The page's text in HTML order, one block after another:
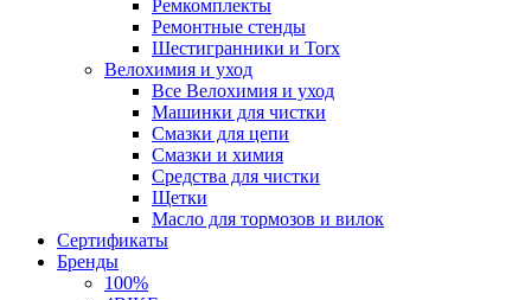
Ремкомплекты
Ремонтные стенды
Шестигранники и Torx
Велохимия и уход
Все Велохимия и уход
Машинки для чистки
Смазки для цепи
Смазки и химия
Средства для чистки
Щетки
Масло для тормозов и вилок
Сертификаты
Бренды
100%